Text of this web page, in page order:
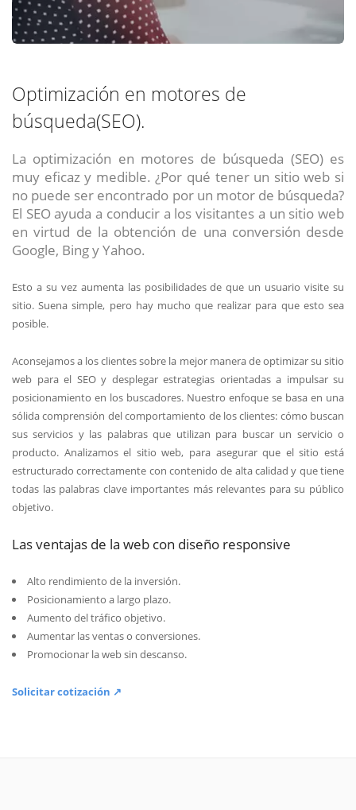
Optimización en motores de
búsqueda(SEO).
La optimización en motores de búsqueda (SEO) es
muy eficaz y medible. ¿Por qué tener un sitio web si
no puede ser encontrado por un motor de búsqueda?
El SEO ayuda a conducir a los visitantes a un sitio web
en virtud de la obtención de una conversión desde
Google, Bing y Yahoo.
Esto a su vez aumenta las posibilidades de que un usuario visite su
sitio. Suena simple, pero hay mucho que realizar para que esto sea
posible.
Aconsejamos a los clientes sobre la mejor manera de optimizar su sitio
web para el SEO y desplegar estrategias orientadas a impulsar su
posicionamiento en los buscadores. Nuestro enfoque se basa en una
sólida comprensión del comportamiento de los clientes: cómo buscan
sus servicios y las palabras que utilizan para buscar un servicio o
producto. Analizamos el sitio web, para asegurar que el sitio está
estructurado correctamente con contenido de alta calidad y que tiene
todas las palabras clave importantes más relevantes para su público
objetivo.
Las ventajas de la web con diseño responsive
Alto rendimiento de la inversión.
Posicionamiento a largo plazo.
Aumento del tráfico objetivo.
Aumentar las ventas o conversiones.
Promocionar la web sin descanso.
Solicitar cotización ↗